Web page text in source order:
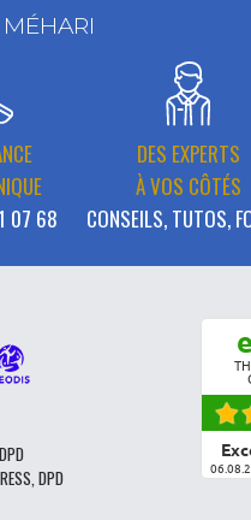
07 68
DES EXPERTS
À VOS CÔTÉS
CONSEILS, TUTOS,
DPD